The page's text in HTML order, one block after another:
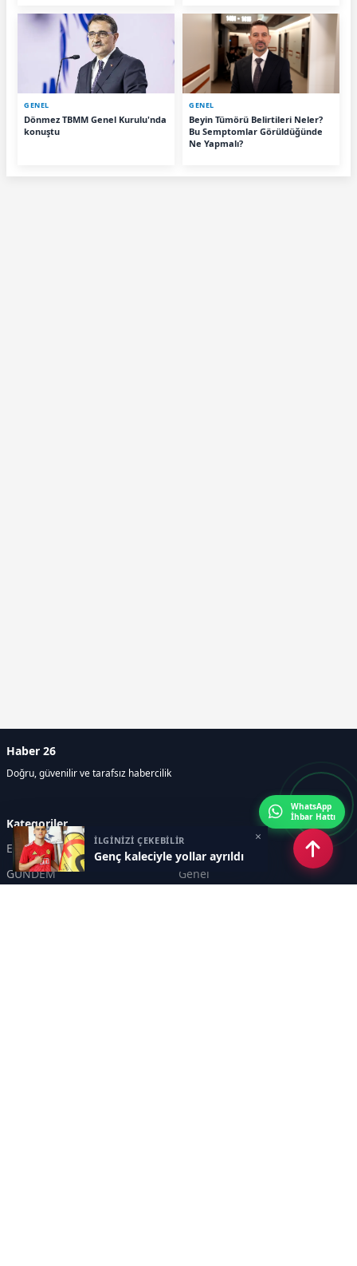
GENEL
Dönmez TBMM Genel Kurulu'nda
konuştu
GENEL
Beyin Tümörü Belirtileri Neler?
Bu Semptomlar Görüldüğünde
Ne Yapmalı?
İLGİNİZİ ÇEKEBİLİR
Genç kaleciyle yollar ayrıldı
×
Haber 26
Doğru, güvenilir ve tarafsız habercilik
Kategoriler
Eskişehir
SPOR
GÜNDEM
Genel
WhatsApp
İhbar Hattı